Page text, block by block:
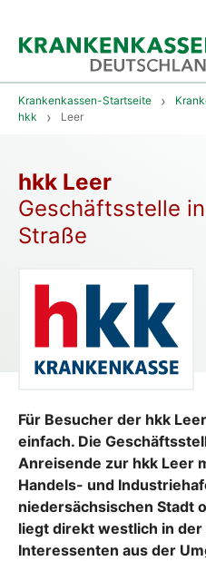
Krankenkassen-Startseite
hkk
Leer
hkk Leer
Geschäftsstelle
Straße
Für Besucher der hkk
einfach. Die
Anreisende zur hkk Leer
Handels- und
niedersächsischen Stadt
liegt direkt westlich in
Interessenten aus der